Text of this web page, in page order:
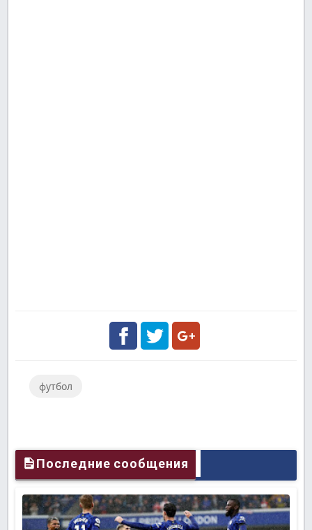
футбол
Последние сообщения